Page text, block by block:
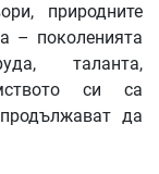
природните
– поколенията
таланта,
си са
да